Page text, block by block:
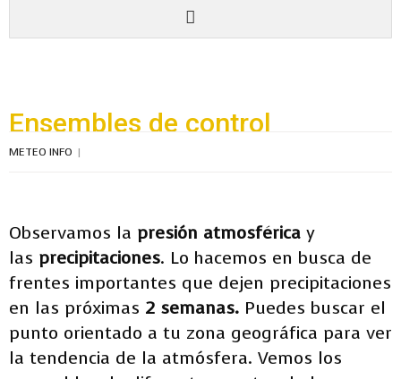
Ensembles de control
METEO INFO
Observamos la presión atmosférica y
las precipitaciones. Lo hacemos en busca de
frentes importantes que dejen precipitaciones
en las próximas 2 semanas. Puedes buscar el
punto orientado a tu zona geográfica para ver
la tendencia de la atmósfera. Vemos los